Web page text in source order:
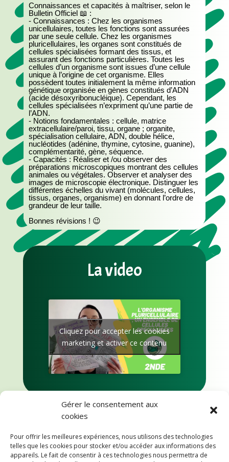
Gérer le consentement aux
cookies
Pour offrir les meilleures expériences, nous utilisons des technologies
telles que les cookies pour stocker et/ou accéder aux informations des
appareils. Le fait de consentir à ces technologies nous permettra de
Connaissances et capacités à maîtriser, selon le
Bulletin Officiel 📖 :
- Connaissances : Chez les organismes
unicellulaires, toutes les fonctions sont assurées
par une seule cellule. Chez les organismes
pluricellulaires, les organes sont constitués de
cellules spécialisées formant des tissus, et
assurant des fonctions particulières. Toutes les
cellules d’un organisme sont issues d’une cellule
unique à l’origine de cet organisme. Elles
possèdent toutes initialement la même information
génétique organisée en gènes constitués d’ADN
(acide désoxyribonucléique). Cependant, les
cellules spécialisées n’expriment qu’une partie de
l’ADN.
- Notions fondamentales : cellule, matrice
extracellulaire/paroi, tissu, organe ; organite,
spécialisation cellulaire, ADN, double hélice,
nucléotides (adénine, thymine, cytosine, guanine),
complémentarité, gène, séquence.
- Capacités : Réaliser et /ou observer des
préparations microscopiques montrant des cellules
animales ou végétales. Observer et analyser des
images de microscopie électronique. Distinguer les
différentes échelles du vivant (molécules, cellules,
tissus, organes, organisme) en donnant l’ordre de
grandeur de leur taille.
Bonnes révisions ! 😉
La video
Cliquez pour accepter les cookies
marketing et activer ce contenu